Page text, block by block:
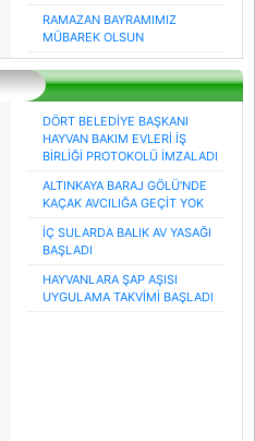
RAMAZAN BAYRAMIMIZ
MÜBAREK OLSUN
DÖRT BELEDİYE BAŞKANI
HAYVAN BAKIM EVLERİ İŞ
BİRLİĞİ PROTOKOLÜ İMZALADI
ALTINKAYA BARAJ GÖLÜ’NDE
KAÇAK AVCILIĞA GEÇİT YOK
İÇ SULARDA BALIK AV YASAĞI
BAŞLADI
HAYVANLARA ŞAP AŞISI
UYGULAMA TAKVİMİ BAŞLADI